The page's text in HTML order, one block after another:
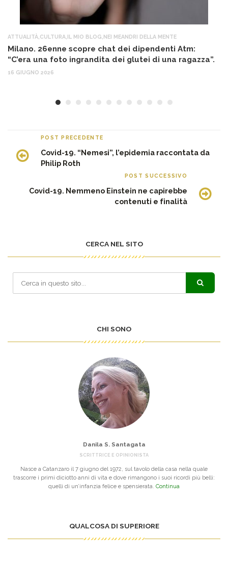
ATTUALITÀ CULTURA IL MIO BLOG NEI MEANDRI DELLA MENTE
Milano. 26enne scopre chat dei dipendenti Atm:
“C’era una foto ingrandita dei glutei di una ragazza”.
16 GIUGNO 2026
POST PRECEDENTE
Covid-19. “Nemesi”, l’epidemia raccontata da
Philip Roth
POST SUCCESSIVO
Covid-19. Nemmeno Einstein ne capirebbe
contenuti e finalità
CERCA NEL SITO
CHI SONO
Danila S. Santagata
SCRITTRICE E OPINIONISTA
Nasce a Catanzaro il 7 giugno del 1972, sul tavolo della casa nella quale
trascorre i primi diciotto anni di vita e dove rimangono i suoi ricordi più belli:
quelli di un’infanzia felice e spensierata. Continua
QUALCOSA DI SUPERIORE